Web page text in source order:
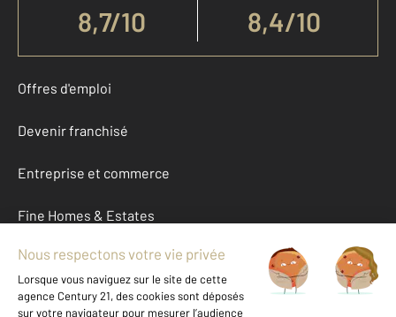
8,7/10 8,4/10
Offres d'emploi
Devenir franchisé
Entreprise et commerce
Fine Homes & Estates
À propos
International